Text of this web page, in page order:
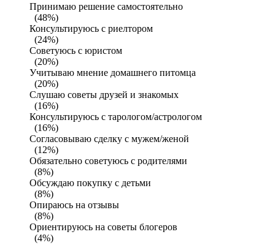
Принимаю решение самостоятельно
(48%)
Консультируюсь с риелтором
(24%)
Советуюсь с юристом
(20%)
Учитываю мнение домашнего питомца
(20%)
Слушаю советы друзей и знакомых
(16%)
Консультируюсь с тарологом/астрологом
(16%)
Согласовываю сделку с мужем/женой
(12%)
Обязательно советуюсь с родителями
(8%)
Обсуждаю покупку с детьми
(8%)
Опираюсь на отзывы
(8%)
Ориентируюсь на советы блогеров
(4%)